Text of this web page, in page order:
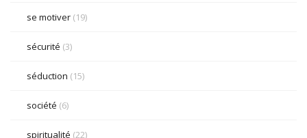
se motiver (19)
sécurité (3)
séduction (15)
société (6)
spiritualité (22)